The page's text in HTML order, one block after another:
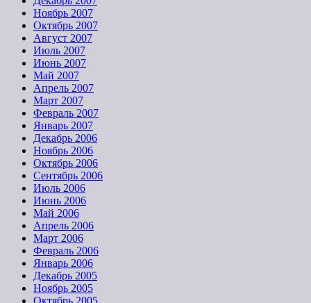
Ноябрь 2007
Октябрь 2007
Август 2007
Июль 2007
Июнь 2007
Май 2007
Апрель 2007
Март 2007
Февраль 2007
Январь 2007
Декабрь 2006
Ноябрь 2006
Октябрь 2006
Сентябрь 2006
Июль 2006
Июнь 2006
Май 2006
Апрель 2006
Март 2006
Февраль 2006
Январь 2006
Декабрь 2005
Ноябрь 2005